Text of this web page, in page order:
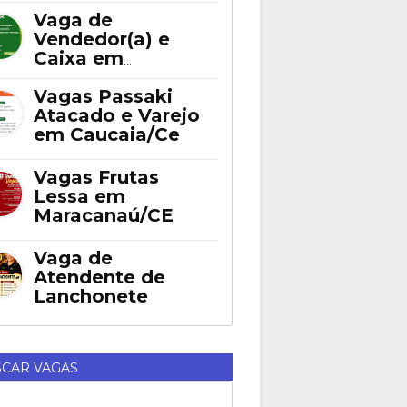
Vaga de
Vendedor(a) e
Caixa em
Vagas Passaki
Atacado e Varejo
em Caucaia/Ce
Vagas Frutas
Lessa em
Maracanaú/CE
Vaga de
Atendente de
Lanchonete
VAGAS